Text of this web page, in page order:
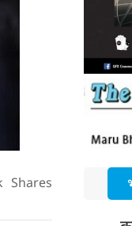
Shares